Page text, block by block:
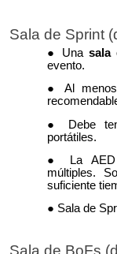
Sala de Sprint
Unasala
evento.
Al menos
Debe
portátiles.
La
múltiples.
suficiente
Sala de
Sala de BoFs